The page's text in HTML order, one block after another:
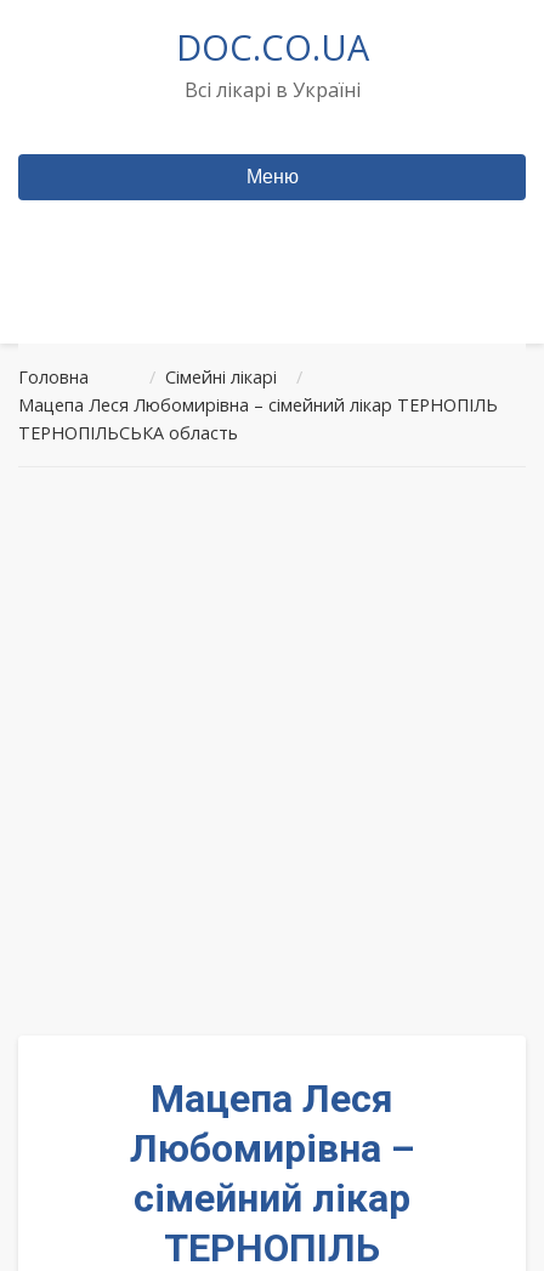
DOC.CO.UA
Всі лікарі в Україні
Меню
Головна / Сімейні лікарі
/
Мацепа Леся Любомирівна – сімейний лікар ТЕРНОПІЛЬ
ТЕРНОПІЛЬСЬКА область
Мацепа Леся
Любомирівна –
сімейний лікар
ТЕРНОПІЛЬ